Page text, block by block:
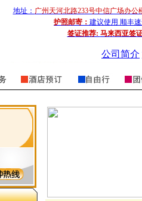
地址： 广州天河北路233号中信广场办公
护照邮寄： 建议使用 顺丰速
签证推荐: 马来西亚签
公司简介